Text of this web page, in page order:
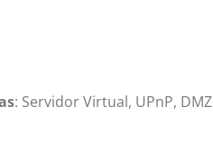
: Servidor Virtual, UPnP, DMZ